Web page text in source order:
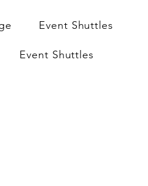
Event Shuttles
Event Shuttles